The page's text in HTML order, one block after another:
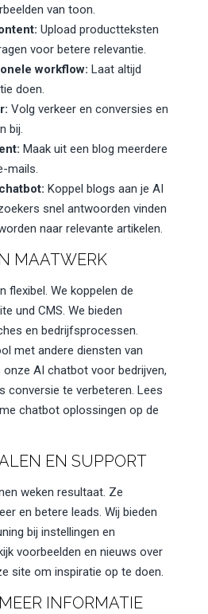
van toon.
Upload productteksten
voor betere relevantie.
workflow: Laat altijd
doen.
Volg verkeer en conversies en
bij.
Maak uit een blog meerdere
mails.
Koppel blogs aan je AI
snel antwoorden vinden
naar relevante artikelen.
MAATWERK
flexibel. We koppelen de
und CMS. We bieden
en bedrijfsprocessen.
met andere diensten van
AI chatbot voor bedrijven,
conversie te verbeteren. Lees
chatbot oplossingen op de
EN SUPPORT
weken resultaat. Ze
en betere leads. Wij bieden
bij instellingen en
voorbeelden en nieuws over
site om inspiratie op te doen.
INFORMATIE